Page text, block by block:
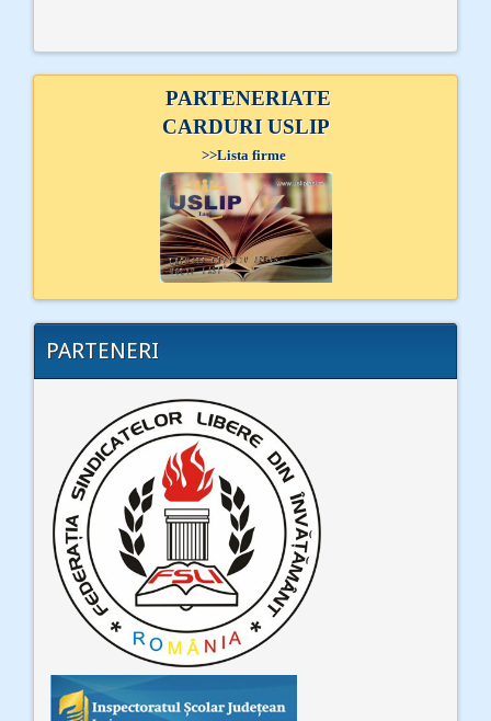
PARTENERIATE
CARDURI USLIP
>>Lista firme
PARTENERI